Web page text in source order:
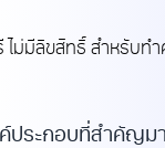
ประกอบที่สำคัญม